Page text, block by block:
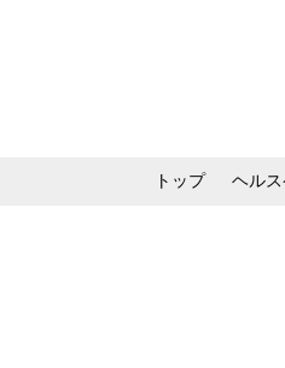
トップ ヘル